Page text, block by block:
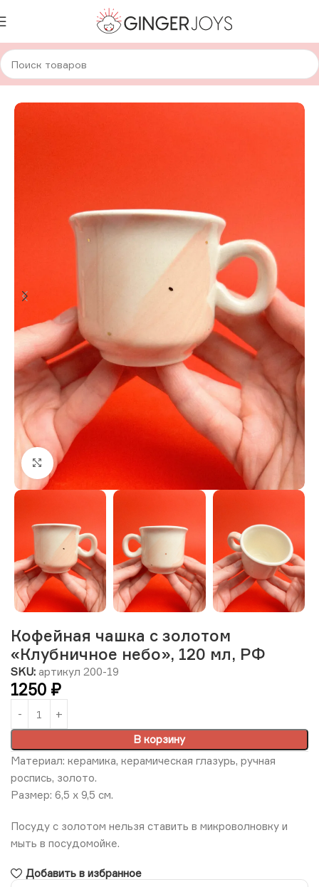
Главная Для дома и уюта Посуда Авторская керамика
Нажмите, чтобы увеличить изображение
Кофейная чашка с золотом
«Клубничное небо», 120 мл, РФ
SKU: артикул 200-19
1250 ₽
В корзину
Материал: керамика, керамическая глазурь, ручная
роспись, золото.
Размер: 6,5 х 9,5 см.
Посуду с золотом нельзя ставить в микроволновку и
мыть в посудомойке.
Добавить в избранное